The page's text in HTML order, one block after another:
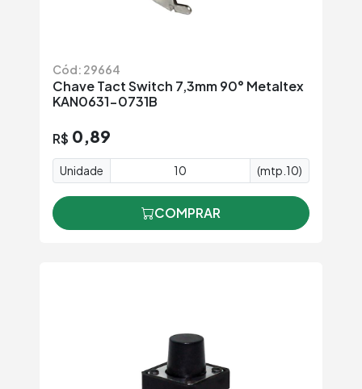
Cód: 29664
Chave Tact Switch 7,3mm 90° Metaltex
KAN0631-0731B
R$ 0,89
Unidade (mtp.10)
COMPRAR